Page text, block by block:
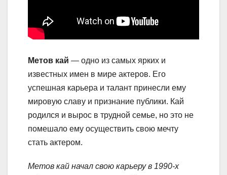
Метов кай — одно из самых ярких и
известных имен в мире актеров. Его
успешная карьера и талант принесли ему
мировую славу и признание публики. Кай
родился и вырос в трудной семье, но это не
помешало ему осуществить свою мечту
стать актером.
Метов кай начал свою карьеру в 1990-х